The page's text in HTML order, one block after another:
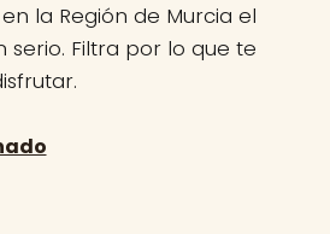
la Región de Murcia el
Filtra por lo que te